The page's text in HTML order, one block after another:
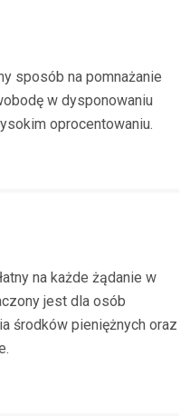
sposób na pomnażanie
w dysponowaniu
oprocentowaniu.
na każde żądanie w
jest dla osób
środków pieniężnych oraz